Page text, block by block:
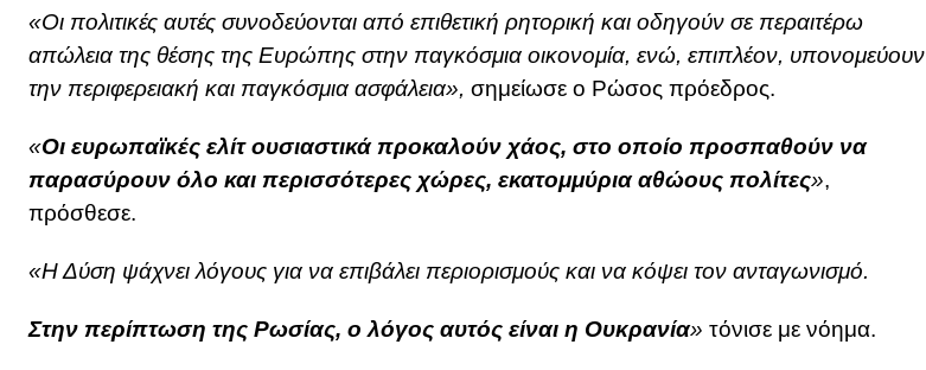
«Οι πολιτικές αυτές συνοδεύονται από επιθετική ρητορική και οδηγούν σε περαιτέρω
απώλεια της θέσης της Ευρώπης στην παγκόσμια οικονομία, ενώ, επιπλέον, υπονομεύουν
την περιφερειακή και παγκόσμια ασφάλεια», σημείωσε ο Ρώσος πρόεδρος.
«Οι ευρωπαϊκές ελίτ ουσιαστικά προκαλούν χάος, στο οποίο προσπαθούν να
παρασύρουν όλο και περισσότερες χώρες, εκατομμύρια αθώους πολίτες»,
πρόσθεσε.
«Η Δύση ψάχνει λόγους για να επιβάλει περιορισμούς και να κόψει τον ανταγωνισμό.
Στην περίπτωση της Ρωσίας, ο λόγος αυτός είναι η Ουκρανία» τόνισε με νόημα.